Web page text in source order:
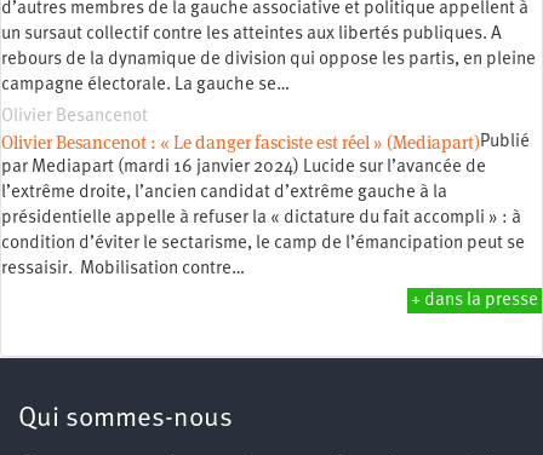
d’autres membres de la gauche associative et politique appellent à
un sursaut collectif contre les atteintes aux libertés publiques. A
rebours de la dynamique de division qui oppose les partis, en pleine
campagne électorale. La gauche se…
Olivier Besancenot
Olivier Besancenot : « Le danger fasciste est réel » (Mediapart)Publié
par Mediapart (mardi 16 janvier 2024) Lucide sur l’avancée de
l’extrême droite, l’ancien candidat d’extrême gauche à la
présidentielle appelle à refuser la « dictature du fait accompli » : à
condition d’éviter le sectarisme, le camp de l’émancipation peut se
ressaisir. Mobilisation contre…
+ dans la presse
Qui sommes-nous